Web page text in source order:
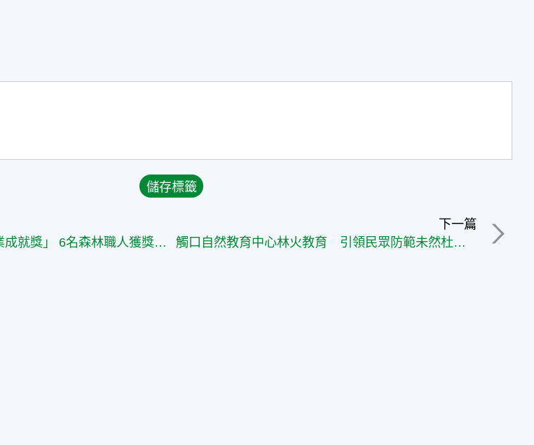
「台北市西區扶輪社職業成就獎」 6名森林職人獲獎肯定
下一篇
觸口自然教育中心林火教育 引領民眾防範未然杜絕林火